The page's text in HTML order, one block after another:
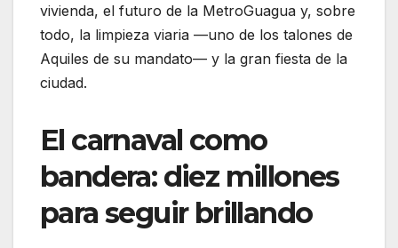
vivienda, el futuro de la MetroGuagua y, sobre
todo, la limpieza viaria —uno de los talones de
Aquiles de su mandato— y la gran fiesta de la
ciudad.
El carnaval como
bandera: diez millones
para seguir brillando